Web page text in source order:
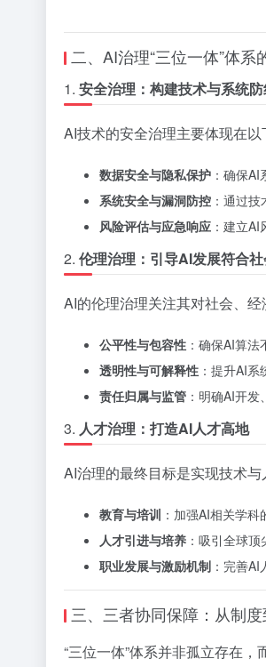
二、AI治理“三位一体”体系
1. 安全治理：构建技术与系统
AI技术的安全治理主要体现在以
数据安全与隐私保护 ：确保
系统安全与漏洞防控 ：通过
风险评估与应急响应 ：建立
2. 伦理治理：引导AI发展符合
AI的伦理治理关注其对社会、
公平性与包容性 ：确保AI算
透明性与可解释性 ：提升AI
责任归属与监管 ：明确AI开
3. 人才治理：打造AI人才高地
AI治理的最终目标是实现技术
教育与培训 ：加强AI相关学科
人才引进与培养 ：吸引全球
职业发展与激励机制 ：完善
三、三者协同保障：从制
“三位一体”体系并非孤立存在